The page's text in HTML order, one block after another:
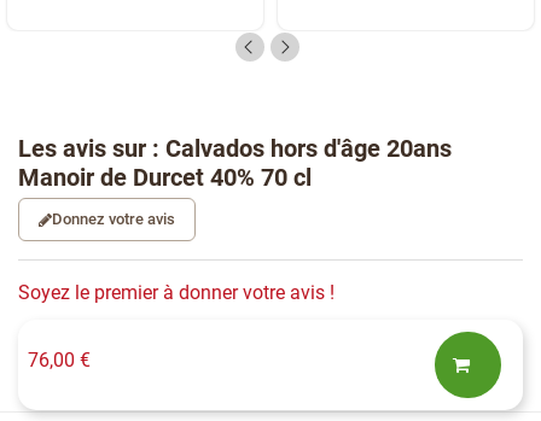
Les avis sur : Calvados hors d'âge 20ans
Manoir de Durcet 40% 70 cl
Donnez votre avis
Soyez le premier à donner votre avis !
76,00 €